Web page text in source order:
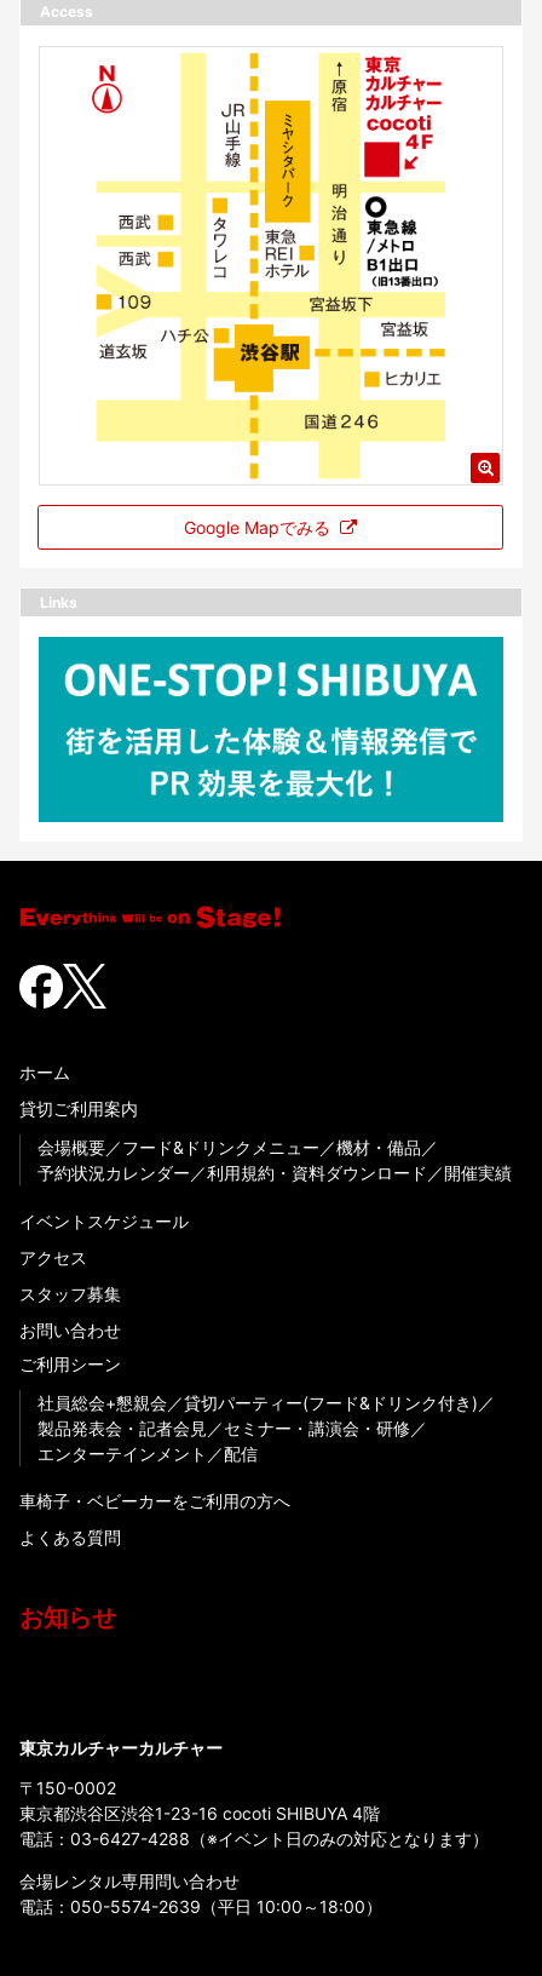
Access
Google Mapでみる
Links
ホーム
貸切ご利用案内
会場概要
フード&ドリンクメニュー
機材・備品
予約状況カレンダー
利用規約・資料ダウンロード 開催実績
イベントスケジュール
アクセス
スタッフ募集
お問い合わせ
ご利用シーン
社員総会+懇親会
貸切パーティー(フード&ドリンク付き)
製品発表会・記者会見
セミナー・講演会・研修
エンターテインメント
配信
車椅子・ベビーカーをご利用の方へ
よくある質問
お知らせ
東京カルチャーカルチャー
〒150-0002
東京都渋谷区渋谷1-23-16 cocoti SHIBUYA 4階
電話： 03-6427-4288 （※イベント日のみの対応となります）
会場レンタル専用問い合わせ
電話： 050-5574-2639 （平日 10:00～18:00）